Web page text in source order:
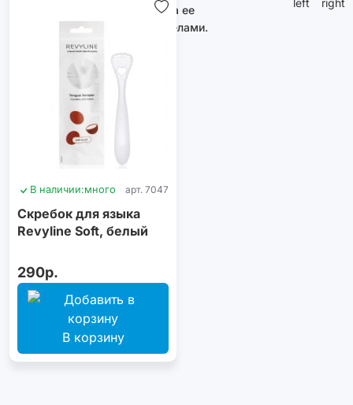
и за ее
пределами.
В наличии:много арт. 7047
Скребок для языка
Revyline Soft, белый
290р.
В корзину